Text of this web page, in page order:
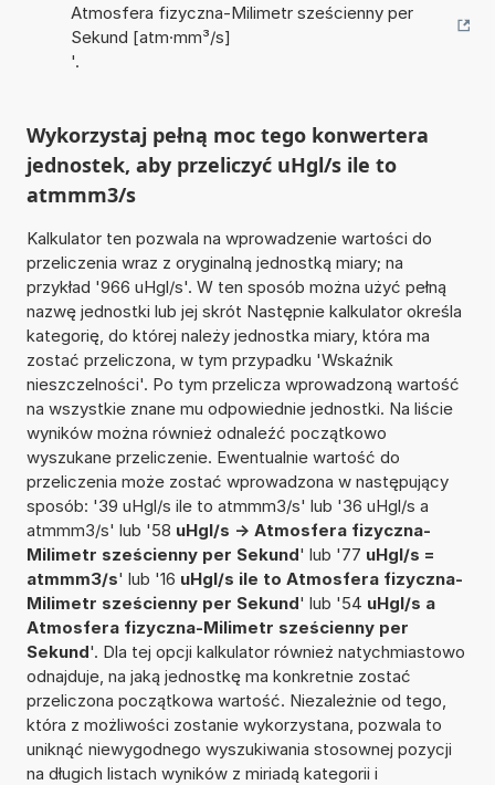
Atmosfera fizyczna-Milimetr sześcienny per
Sekund [atm·mm³/s]
'.
Wykorzystaj pełną moc tego konwertera
jednostek, aby przeliczyć uHgl/s ile to
atmmm3/s
Kalkulator ten pozwala na wprowadzenie wartości do
przeliczenia wraz z oryginalną jednostką miary; na
przykład '966 uHgl/s'. W ten sposób można użyć pełną
nazwę jednostki lub jej skrót Następnie kalkulator określa
kategorię, do której należy jednostka miary, która ma
zostać przeliczona, w tym przypadku 'Wskaźnik
nieszczelności'. Po tym przelicza wprowadzoną wartość
na wszystkie znane mu odpowiednie jednostki. Na liście
wyników można również odnaleźć początkowo
wyszukane przeliczenie. Ewentualnie wartość do
przeliczenia może zostać wprowadzona w następujący
sposób: '39 uHgl/s ile to atmmm3/s' lub '36 uHgl/s a
atmmm3/s' lub '58 uHgl/s -> Atmosfera fizyczna-
Milimetr sześcienny per Sekund' lub '77 uHgl/s =
atmmm3/s' lub '16 uHgl/s ile to Atmosfera fizyczna-
Milimetr sześcienny per Sekund' lub '54 uHgl/s a
Atmosfera fizyczna-Milimetr sześcienny per
Sekund'. Dla tej opcji kalkulator również natychmiastowo
odnajduje, na jaką jednostkę ma konkretnie zostać
przeliczona początkowa wartość. Niezależnie od tego,
która z możliwości zostanie wykorzystana, pozwala to
uniknąć niewygodnego wyszukiwania stosownej pozycji
na długich listach wyników z miriadą kategorii i